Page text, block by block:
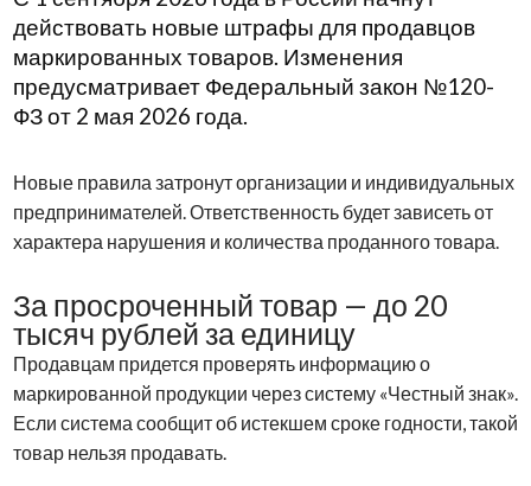
действовать новые штрафы для продавцов
маркированных товаров. Изменения
предусматривает Федеральный закон №120-
ФЗ от 2 мая 2026 года.
Новые правила затронут организации и индивидуальных
предпринимателей. Ответственность будет зависеть от
характера нарушения и количества проданного товара.
За просроченный товар — до 20
тысяч рублей за единицу
Продавцам придется проверять информацию о
маркированной продукции через систему «Честный знак».
Если система сообщит об истекшем сроке годности, такой
товар нельзя продавать.